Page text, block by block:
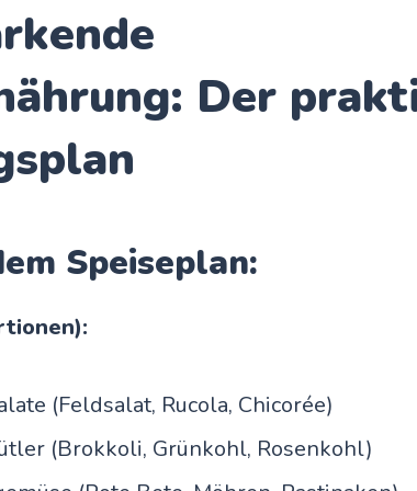
Der
Speiseplan:
(Feldsalat, Rucola, Chicorée)
(Brokkoli, Grünkohl, Rosenkohl)